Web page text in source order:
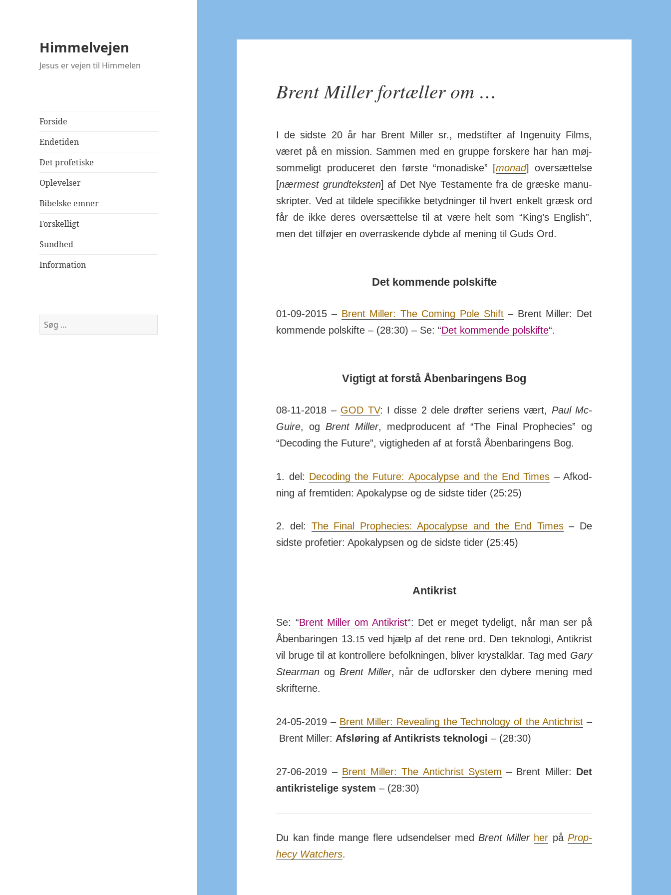
Himmelvejen
Jesus er vejen til Himmelen
Forside
Endetiden
Det profetiske
Oplevelser
Bibelske emner
Forskelligt
Sundhed
Information
Søg
efter:
Brent Miller fortæller om …
I de sidste 20 år har Brent Miller sr., med­stifter af Inge­nuity Films,
været på en mission. Sammen med en gruppe for­skere har han møj­
som­me­ligt pro­du­ceret den første “mona­diske” [monad] over­sæt­telse
[nærmest grund­teksten] af Det Nye Tes­ta­mente fra de græske manu­
skripter. Ved at til­dele spe­ci­fikke be­tyd­ninger til hvert enkelt græsk ord
får de ikke deres over­sæt­telse til at være helt som “King’s English”,
men det til­føjer en over­ras­kende dybde af me­ning til Guds Ord.
Det kommende polskifte
01-09-2015 – Brent Miller: The Coming Pole Shift– Brent Miller: Det
kom­mende pol­skifte – (28:30) – Se: “Det kom­mende pol­skifte“.
Vigtigt at forstå Åbenbaringens Bog
08-11-2018 – GOD TV: I disse 2 dele drøfter ser­iens vært, Paul Mc­
Guire, og Brent Miller, med­pro­du­cent af “The Final Pro­phecies” og
“De­coding the Fu­ture”, vig­tig­heden af at for­stå Åben­bar­ingens Bog.
1. del: Decoding the Future: Apo­ca­lypse and the End Times – Af­kod­
ning af frem­tiden: Apo­ka­lypse og de sidste tider (25:25)
2. del: The Final Proph­ecies: Apo­ca­lypse and the End Times– De
sidste pro­fe­tier: Apo­ka­lypsen og de sidste tider (25:45)
Antikrist
Se: “Brent Miller om Anti­kris­t“: Det er meget tydeligt, når man ser på
Åben­bar­ingen 13.15ved hjælp af det rene ord. Den tek­nologi, Anti­krist
vil bruge til at kon­trollere be­folk­ningen, bliver kry­stal­klar. Tag med Gary
Stearman og Brent Miller, når de ud­for­sker den dy­bere me­ning med
skrif­terne.
24-05-2019 – Brent Miller: Reve­aling the Tech­no­logy of the Anti­christ –
Brent Miller: Af­sløring af Anti­krists tek­no­logi – (28:30)
27-06-2019 – Brent Miller: The Anti­christ System – Brent Miller: Det
anti­kris­te­lige system – (28:30)
Du kan finde mange flere ud­sen­delser med Brent Miller her på Prop­
hecy Wat­chers.